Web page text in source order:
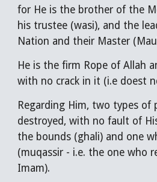
for He is the brother of the
his trustee (wasi), and the
Nation and their Master
He is the firm Rope of Allah
with no crack in it (i.e doest
Regarding Him, two types of
destroyed, with no fault of
the bounds (ghali) and one
(muqassir - i.e. the one who
Imam).